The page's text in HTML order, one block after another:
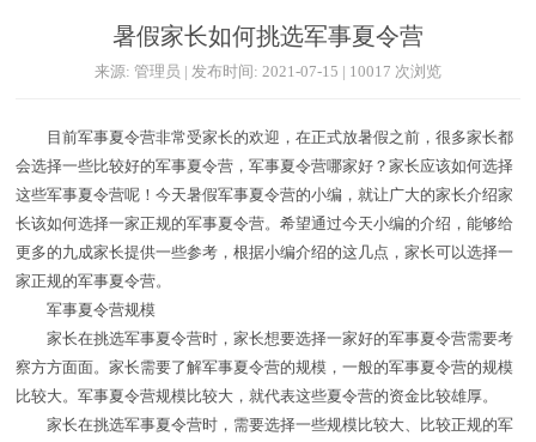
暑假家长如何挑选军事夏令营
来源: 管理员 | 发布时间: 2021-07-15 | 10017 次浏览
目前军事夏令营非常受家长的欢迎，在正式放暑假之前，很多家长都
会选择一些比较好的军事夏令营，军事夏令营哪家好？家长应该如何选择
这些军事夏令营呢！今天暑假军事夏令营的小编，就让广大的家长介绍家
长该如何选择一家正规的军事夏令营。希望通过今天小编的介绍，能够给
更多的九成家长提供一些参考，根据小编介绍的这几点，家长可以选择一
家正规的军事夏令营。
军事夏令营规模
家长在挑选军事夏令营时，家长想要选择一家好的军事夏令营需要考
察方方面面。家长需要了解军事夏令营的规模，一般的军事夏令营的规模
比较大。军事夏令营规模比较大，就代表这些夏令营的资金比较雄厚。
家长在挑选军事夏令营时，需要选择一些规模比较大、比较正规的军